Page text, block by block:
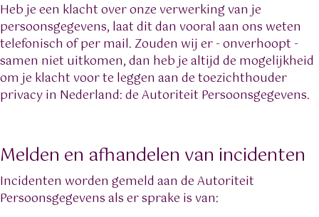
Heb je een klacht over onze verwerking van je
persoonsgegevens, laat dit dan vooral aan ons weten
telefonisch of per mail. Zouden wij er - onverhoopt -
samen niet uitkomen, dan heb je altijd de mogelijkheid
om je klacht voor te leggen aan de toezichthouder
privacy in Nederland: de Autoriteit Persoonsgegevens.
Melden en afhandelen van incidenten
Incidenten worden gemeld aan de Autoriteit
Persoonsgegevens als er sprake is van: